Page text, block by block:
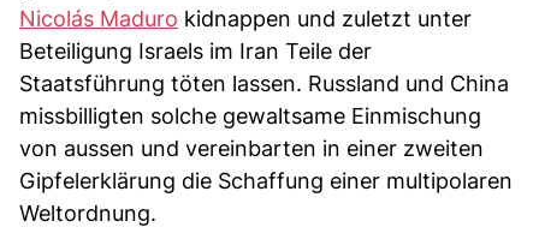
Nicolás Maduro kidnappen und zuletzt unter
Beteiligung Israels im Iran Teile der
Staatsführung töten lassen. Russland und China
missbilligten solche gewaltsame Einmischung
von aussen und vereinbarten in einer zweiten
Gipfelerklärung die Schaffung einer multipolaren
Weltordnung.